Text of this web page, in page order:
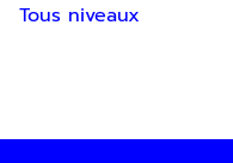
Tous niveaux